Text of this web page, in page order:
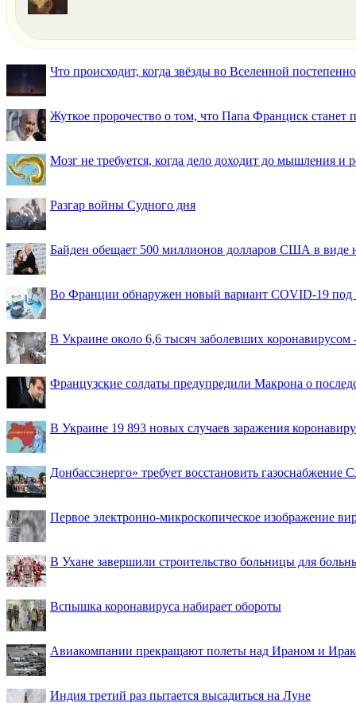
Что происходит, когда звёзды во Вселенной
Жуткое пророчество о том, что Папа Франциск
Мозг не требуется, когда дело доходит до мышления и
Разгар войны Судного дня
Байден обещает 500 миллионов долларов США в
Во Франции обнаружен новый вариант COVID-19 под
В Украине около 6,6 тысяч заболевших коронавирусом
Французские солдаты предупредили Макрона о
В Украине 19 893 новых случаев заражения
Донбассэнерго» требует восстановить газоснабжение
Первое электронно-микроскопическое изображение
В Ухане завершили строительство больницы для
Вспышка коронавируса набирает обороты
Авиакомпании прекращают полеты над Ираном и
Индия третий раз пытается высадиться на Луне